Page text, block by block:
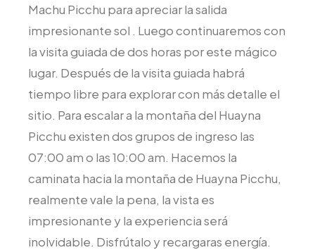
Machu Picchu para apreciar la salida
impresionante sol . Luego continuaremos con
la visita guiada de dos horas por este mágico
lugar. Después de la visita guiada habrá
tiempo libre para explorar con más detalle el
sitio. Para escalar a la montaña del Huayna
Picchu existen dos grupos de ingreso las
07:00 am o las 10:00 am. Hacemos la
caminata hacia la montaña de Huayna Picchu,
realmente vale la pena, la vista es
impresionante y la experiencia será
inolvidable. Disfrútalo y recargaras energía.